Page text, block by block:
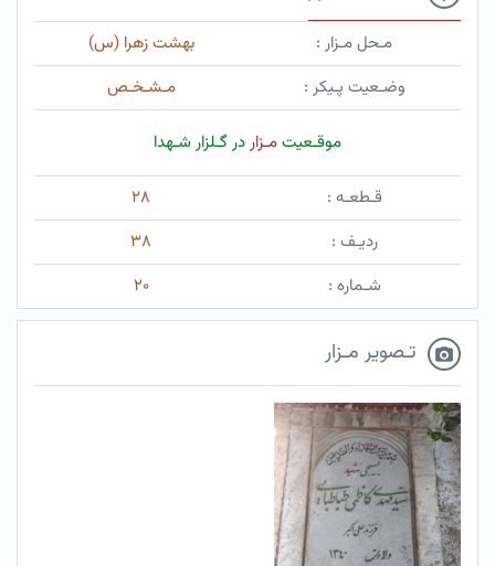
مـحل مـزار :
بهشت زهرا (س)
وضـعیت پـیکر :
مـشـخـص
موقـعیتمـزاردر گـلزار شـهدا
قـطعـه :
۲۸
ردیـف :
۳۸
شـماره :
۲۰
تـصویر مـزار